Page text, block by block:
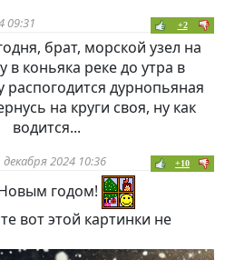
09:31 +2
декабря 2024 10:36 +10
годом!
вот этой картинки не